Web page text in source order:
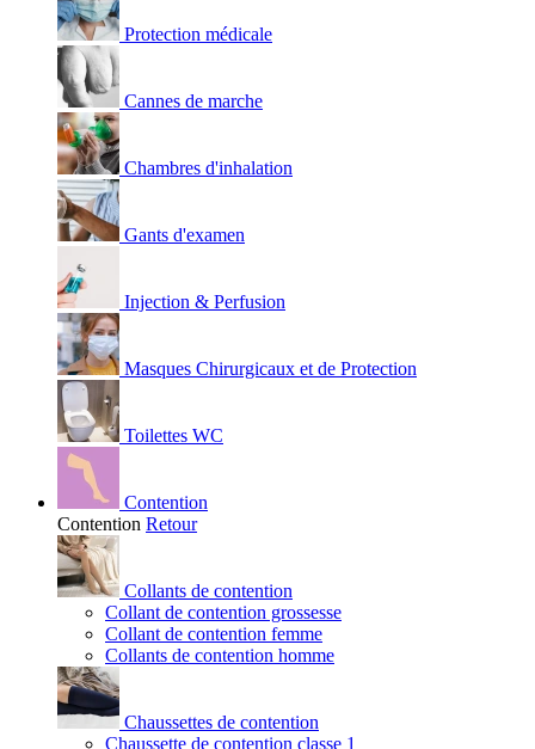
Protection médicale
Cannes de marche
Chambres d'inhalation
Gants d'examen
Injection & Perfusion
Masques Chirurgicaux et de Protection
Toilettes WC
Contention
Contention Retour
Collants de contention
Collant de contention grossesse
Collant de contention femme
Collants de contention homme
Chaussettes de contention
Chaussette de contention classe 1